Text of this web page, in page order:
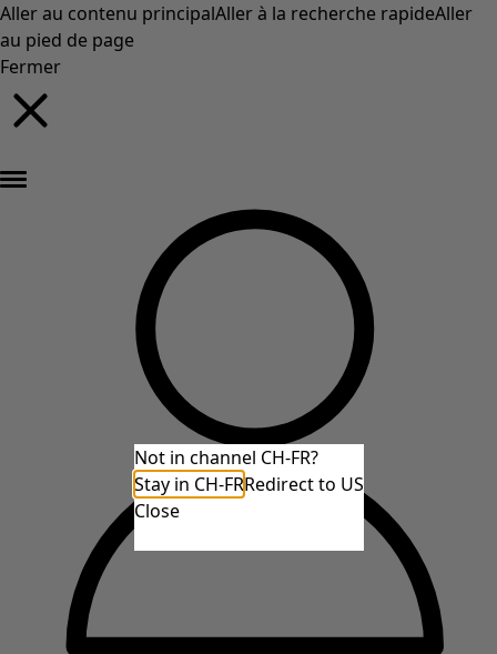
Aller au contenu principalAller à la recherche rapideAller
au pied de page
Fermer
Not in channel CH-FR?
Stay in CH-FRRedirect to US
Close